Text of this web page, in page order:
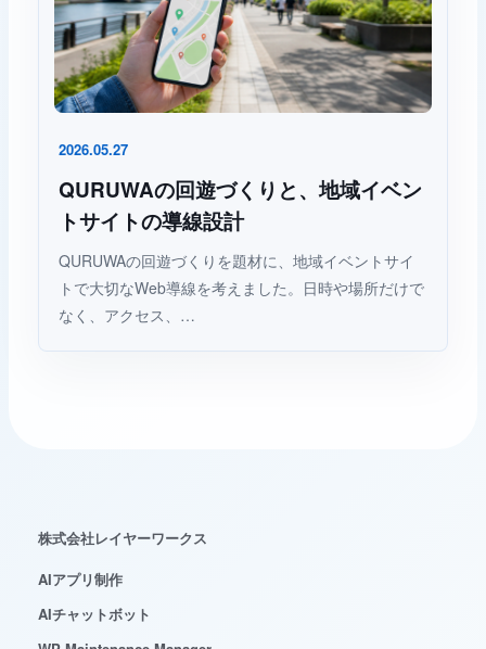
2026.05.27
QURUWAの回遊づくりと、地域イベン
トサイトの導線設計
QURUWAの回遊づくりを題材に、地域イベントサイ
トで大切なWeb導線を考えました。日時や場所だけで
なく、アクセス、…
株式会社レイヤーワークス
AIアプリ制作
AIチャットボット
AI レイヤーワークス AIチャット
Web制作・AI活用のご相談整理に
こんにちは。Web制作、AI活用、WordPress運用に
ついて、相談内容の整理をお手伝いします。